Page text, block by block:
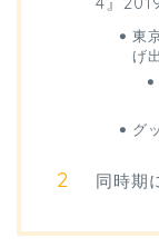
東
げ
グ
同時期